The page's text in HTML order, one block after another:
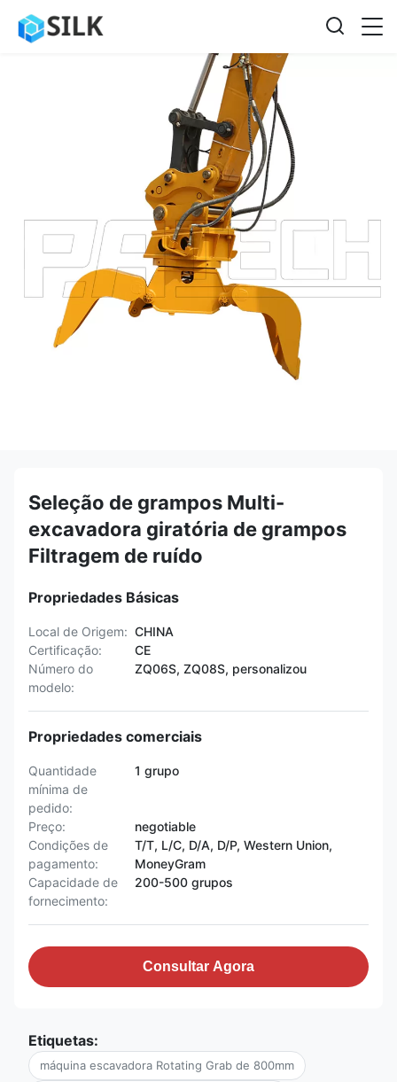
Seleção de grampos Multi-
excavadora giratória de grampos
Filtragem de ruído
Propriedades Básicas
Local de Origem: CHINA
Certificação:
CE
Número do
modelo:
ZQ06S, ZQ08S, personalizou
Propriedades comerciais
Quantidade
mínima de
pedido:
1 grupo
Preço:
negotiable
Condições de
pagamento:
T/T, L/C, D/A, D/P, Western Union,
MoneyGram
Capacidade de
fornecimento:
200-500 grupos
Consultar Agora
Etiquetas:
máquina escavadora Rotating Grab de 800mm